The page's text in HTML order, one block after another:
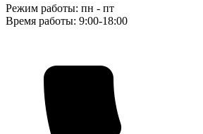
Режим работы: пн - пт
Время работы: 9:00-18:00